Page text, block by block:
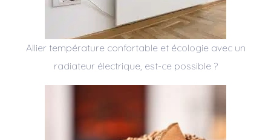
Allier température confortable et écologie avec un
radiateur électrique, est-ce possible ?